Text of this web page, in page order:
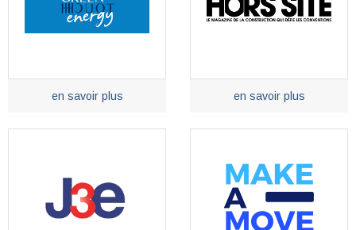
en savoir plus en savoir plus